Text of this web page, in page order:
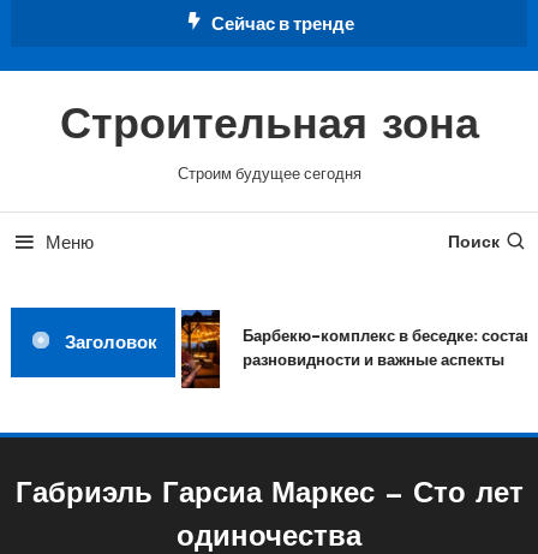
Сейчас в тренде
Строительная зона
Строим будущее сегодня
Меню Поиск
Заголовок
Барбекю-комплекс в беседке: состав,
разновидности и важные аспекты
Габриэль Гарсиа Маркес — Сто лет
одиночества